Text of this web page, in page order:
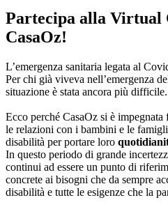
Partecipa alla Virtual
CasaOz!
L’emergenza sanitaria legata al
Per chi già viveva nell’emergenza
situazione è stata ancora più difficile.
Ecco perché CasaOz si è
le relazioni con i bambini e le
disabilità per portare loro
In questo periodo di grande
continui ad essere un punto di
concrete ai bisogni che da sempre
disabilità e tutte le esigenze che la